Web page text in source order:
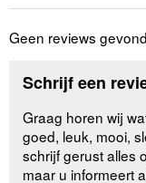
Geen reviews
Schrijf een
Graag horen wij
goed, leuk, mooi,
schrijf gerust alles
maar u informeert